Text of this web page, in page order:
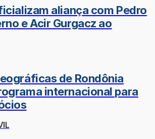
aliança com Pedro
e Acir Gurgacz ao
de Rondônia
internacional para